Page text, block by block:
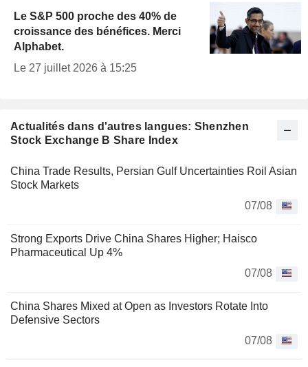
Actualités dans d'autres langues: Shenzhen
Stock Exchange B Share Index
China Trade Results, Persian Gulf Uncertainties Roil Asian
Stock Markets
07/08
Strong Exports Drive China Shares Higher; Haisco
Pharmaceutical Up 4%
07/08
China Shares Mixed at Open as Investors Rotate Into
Defensive Sectors
07/08
Le S&P 500 proche des 40% de
croissance des bénéfices. Merci
Alphabet.
Le 27 juillet 2026 à 15:25